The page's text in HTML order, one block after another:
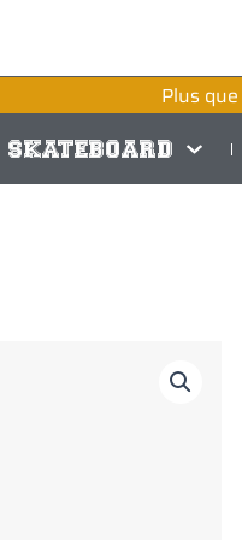
Plus que
SKATEBOARD